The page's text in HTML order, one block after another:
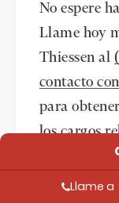
No espere
Llame hoy
Thiessen al
contacto
para
los cargos
Más
Llame a